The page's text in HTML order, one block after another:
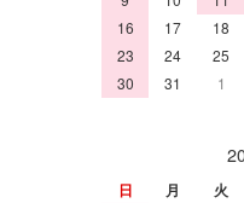
16
17 18
23
24 25
30
31 1
日 月 火